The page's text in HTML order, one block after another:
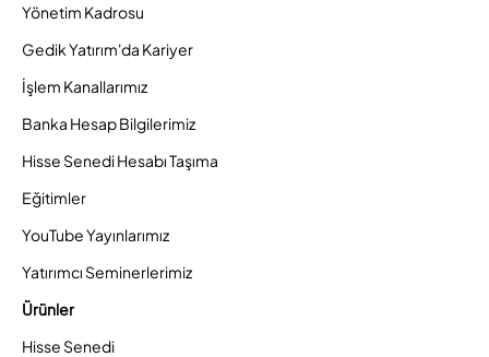
Yönetim Kadrosu
Gedik Yatırım'da Kariyer
İşlem Kanallarımız
Banka Hesap Bilgilerimiz
Hisse Senedi Hesabı Taşıma
Eğitimler
YouTube Yayınlarımız
Yatırımcı Seminerlerimiz
Ürünler
Hisse Senedi